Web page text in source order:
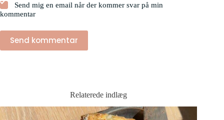
Send mig en email når der kommer svar på min
kommentar
Send kommentar
Relaterede indlæg